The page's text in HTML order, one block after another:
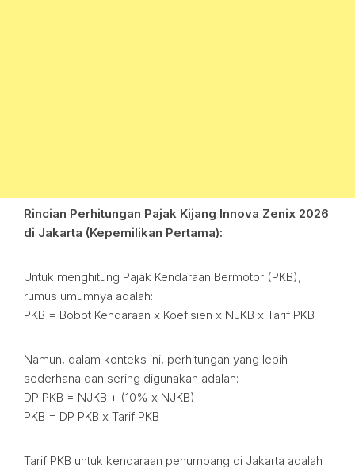
Rincian Perhitungan Pajak Kijang Innova Zenix 2026
di Jakarta (Kepemilikan Pertama):
Untuk menghitung Pajak Kendaraan Bermotor (PKB),
rumus umumnya adalah:
PKB = Bobot Kendaraan x Koefisien x NJKB x Tarif PKB
Namun, dalam konteks ini, perhitungan yang lebih
sederhana dan sering digunakan adalah:
DP PKB = NJKB + (10% x NJKB)
PKB = DP PKB x Tarif PKB
Tarif PKB untuk kendaraan penumpang di Jakarta adalah